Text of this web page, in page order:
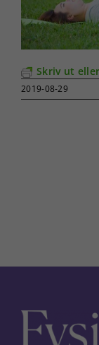
Skriv ut
2019-08-29